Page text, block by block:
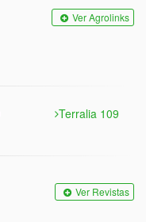
Ver Agrolinks
Terralia 109
Ver Revistas